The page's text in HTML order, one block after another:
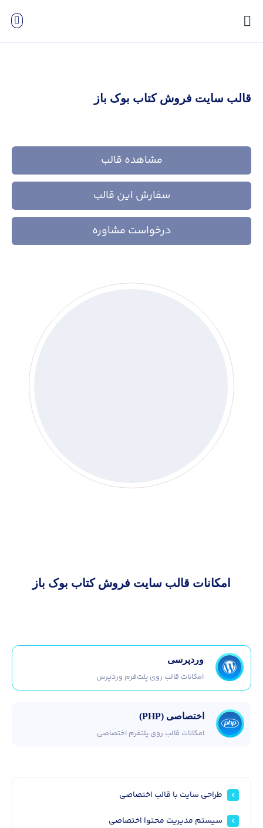
قالب سایت فروش کتاب بوک باز
مشاهده قالب
سفارش این قالب
درخواست مشاوره
امکانات قالب سایت فروش کتاب بوک باز
وردپرسی
امکانات قالب روی پلت‌فرم وردپرس
اختصاصی (PHP)
امکانات قالب روی پلتفرم اختصاصی
طراحی سایت با قالب اختصاصی
سیستم مدیریت محتوا اختصاصی